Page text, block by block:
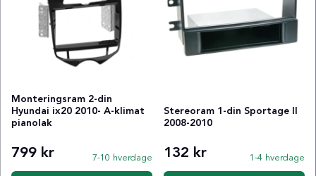
Monteringsram 2-din
Hyundai ix20 2010- A-klimat
pianolak
799 kr 7-10 hverdage
Stereoram 1-din Sportage II
2008-2010
132 kr 1-4 hverdage